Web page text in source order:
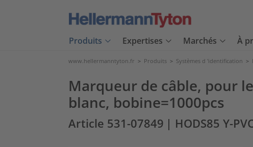
Produits Expertises Marchés À
www.hellermanntyton.fr > Produits > Systèmes d 'identification >
Marqueur de câble, pour
blanc, bobine=1000pcs
Article 531-07849 | HODS85 Y-